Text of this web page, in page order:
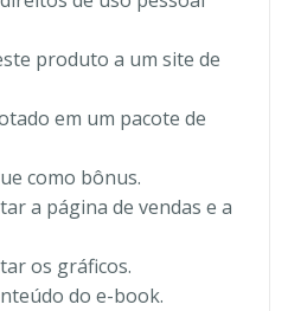
produto a um site de
em um pacote de
como bônus.
a página de vendas e a
os gráficos.
do e-book.